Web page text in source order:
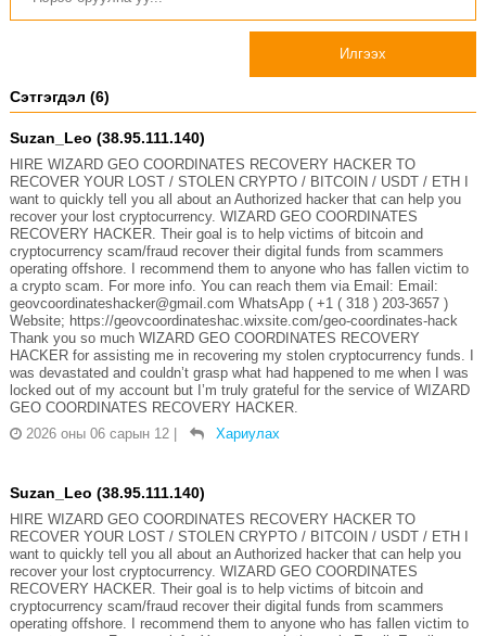
Илгээх
Сэтгэгдэл (6)
Suzan_Leo (38.95.111.140)
HIRE WIZARD GEO COORDINATES RECOVERY HACKER TO
RECOVER YOUR LOST / STOLEN CRYPTO / BITCOIN / USDT / ETH I
want to quickly tell you all about an Authorized hacker that can help you
recover your lost cryptocurrency. WIZARD GEO COORDINATES
RECOVERY HACKER. Their goal is to help victims of bitcoin and
cryptocurrency scam/fraud recover their digital funds from scammers
operating offshore. I recommend them to anyone who has fallen victim to
a crypto scam. For more info. You can reach them via Email: Email:
geovcoordinateshacker@gmail.com WhatsApp ( +1 ( 318 ) 203-3657 )
Website; https://geovcoordinateshac.wixsite.com/geo-coordinates-hack
Thank you so much WIZARD GEO COORDINATES RECOVERY
HACKER for assisting me in recovering my stolen cryptocurrency funds. I
was devastated and couldn’t grasp what had happened to me when I was
locked out of my account but I’m truly grateful for the service of WIZARD
GEO COORDINATES RECOVERY HACKER.
2026 оны 06 сарын 12
Хариулах
Suzan_Leo (38.95.111.140)
HIRE WIZARD GEO COORDINATES RECOVERY HACKER TO
RECOVER YOUR LOST / STOLEN CRYPTO / BITCOIN / USDT / ETH I
want to quickly tell you all about an Authorized hacker that can help you
recover your lost cryptocurrency. WIZARD GEO COORDINATES
RECOVERY HACKER. Their goal is to help victims of bitcoin and
cryptocurrency scam/fraud recover their digital funds from scammers
operating offshore. I recommend them to anyone who has fallen victim to